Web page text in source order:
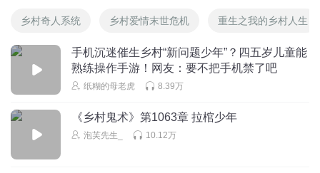
乡村奇人系统 乡村爱情末世危机 重生之我的乡村人生
手机沉迷催生乡村“新问题少年”？四五岁儿童能
熟练操作手游！网友：要不把手机禁了吧
纸糊的母老虎 8.39万
《乡村鬼术》第1063章 拉棺少年
泡芙先生_ 10.12万